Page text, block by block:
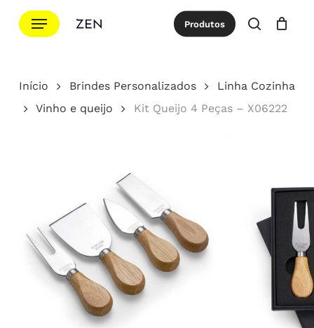
para
principal
Menu Produtos
procurar
Cotação Close
Início Brindes Personalizados
Linha Cozinha
Vinho e queijo
Kit Queijo 4 Peças – X06222